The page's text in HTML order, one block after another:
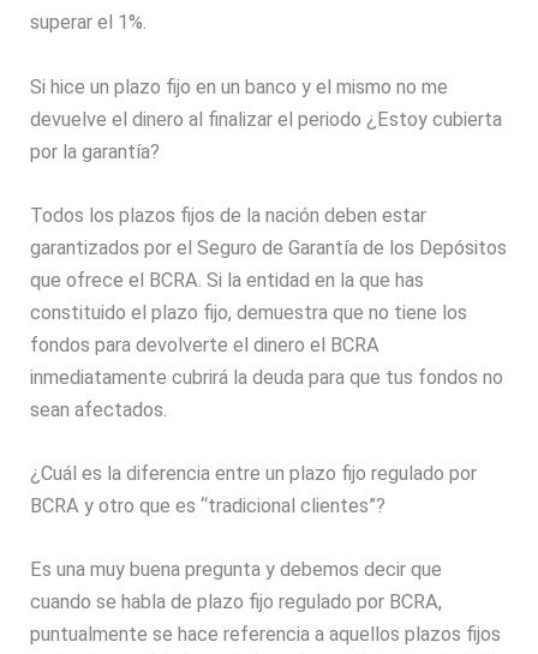
superar el 1%.
Si hice un plazo fijo en un banco y el mismo no me
devuelve el dinero al finalizar el periodo ¿Estoy cubierta
por la garantía?
Todos los plazos fijos de la nación deben estar
garantizados por el Seguro de Garantía de los Depósitos
que ofrece el BCRA. Si la entidad en la que has
constituido el plazo fijo, demuestra que no tiene los
fondos para devolverte el dinero el BCRA
inmediatamente cubrirá la deuda para que tus fondos no
sean afectados.
¿Cuál es la diferencia entre un plazo fijo regulado por
BCRA y otro que es “tradicional clientes”?
Es una muy buena pregunta y debemos decir que
cuando se habla de plazo fijo regulado por BCRA,
puntualmente se hace referencia a aquellos plazos fijos